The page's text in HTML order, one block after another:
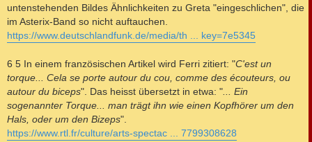
untenstehenden Bildes Ähnlichkeiten zu Greta "eingeschlichen", die
im Asterix-Band so nicht auftauchen.
https://www.deutschlandfunk.de/media/th ... key=7e5345
6 5 In einem französischen Artikel wird Ferri zitiert: "C'est un
torque... Cela se porte autour du cou, comme des écouteurs, ou
autour du biceps". Das heisst übersetzt in etwa: " ... Ein
sogenannter Torque... man trägt ihn wie einen Kopfhörer um den
Hals, oder um den Bizeps".
https://www.rtl.fr/culture/arts-spectac ... 7799308628